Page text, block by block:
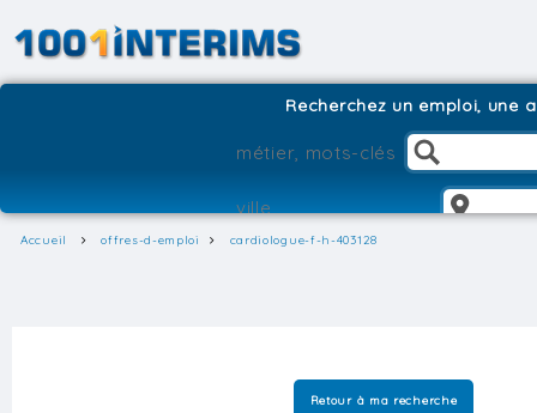
Recherchez un emploi, une
Accueil offres-d-emploi cardiologue-f-h-403128
Retour à ma recherche